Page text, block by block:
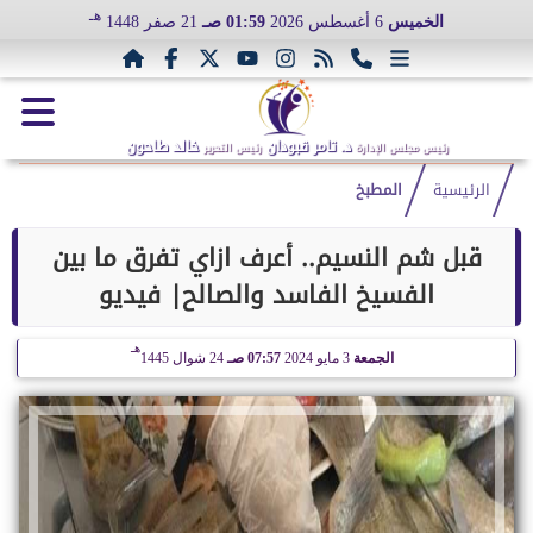
الخميس 01:59 صـ 21 صفر 1448 هـ
رئيس مجلس الإدارة د. تامر قبودان رئيس التحرير خالد طاحون
الرئيسية المطبخ
قبل شم النسيم.. أعرف ازاي تفرق ما بين
الفسيخ الفاسد والصالح| فيديو
الجمعة 3 مايو 2024 07:57 صـ 24 شوال 1445
هـ